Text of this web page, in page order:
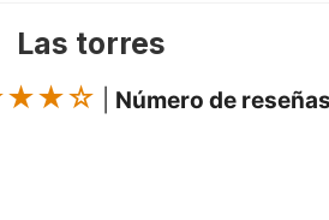
Las torres
Número de